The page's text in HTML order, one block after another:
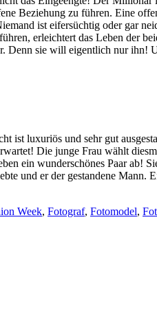
Beziehung zu führen. Eine
ist eifersüchtig oder gar
erleichtert das Leben der
Denn sie will eigentlich nur ihn!
ist luxuriös und sehr gut
Die junge Frau wählt
ein wunderschönes Paar ab!
und er der gestandene
Week, Fotograf, Fotomodel,